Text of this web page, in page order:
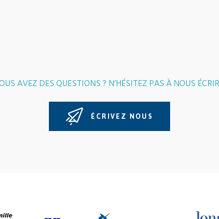
AVEZ DES QUESTIONS ? N’HÉSITEZ PAS À NOUS
ÉCRIVEZ NOUS